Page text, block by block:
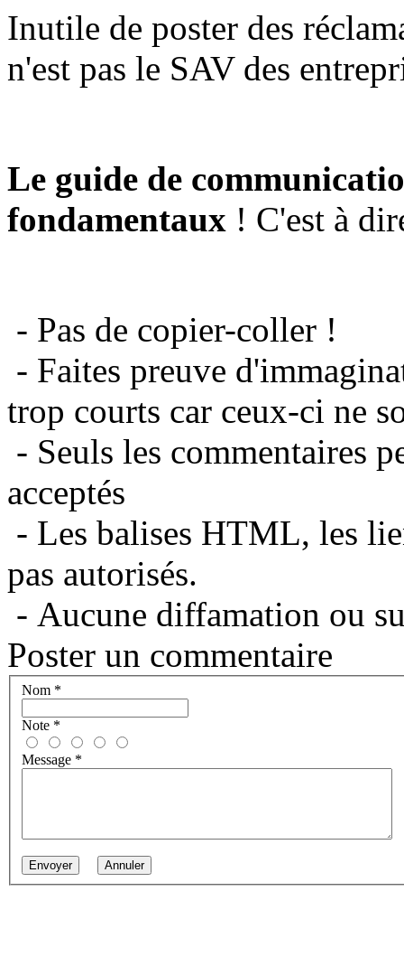
Inutile de poster des
n'est pas le SAV des
Le guide de
fondamentaux ! C'est à
- Pas de copier-coller !
- Faites preuve
trop courts car ceux-ci ne
- Seuls les commentaires
acceptés
- Les balises HTML, les
pas autorisés.
- Aucune diffamation ou
Poster un commentaire
Nom *
Note *
Message *